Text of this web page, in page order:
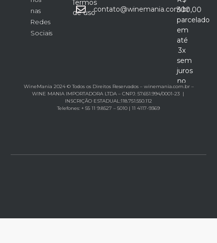
nas
Redes
Sociais
Termos
de usocontato@winemania.com.br300,00
parcelado
em
até
3x
sem
juros
no
cartão
WineMania 2024 © Todos os Direitos Reservados – winemania.com.br –
WINE MANIA IMPORTADORA LTDA – CNPJ: 57.651.994/0001-23 |
INSCRIÇÃO ESTADUAL:118.751.550.112
Telefones: + 55 11 9.8527 – 5010 | 11 4117-9369